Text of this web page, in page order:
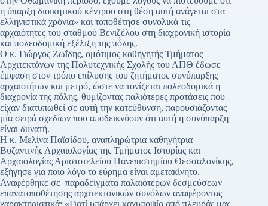
η ύπαρξη διοικητικού κέντρου στη θέση αυτή ανάγεται στα
ελληνιστικά χρόνια» και τοποθέτησε συνολικά τις
αρχαιότητες του σταθμού Βενιζέλου στη διαχρονική ιστορία
και πολεοδομική εξέλιξη της πόλης.
Ο κ. Γιώργος Ζωΐδης, ομότιμος καθηγητής Τμήματος
Αρχιτεκτόνων της Πολυτεχνικής Σχολής του ΑΠΘ έδωσε
έμφαση στον τρόπο επίλυσης του ζητήματος συνύπαρξης
αρχαιοτήτων και μετρό, ώστε να τονίζεται πολεοδομικά η
διαχρονία της πόλης, θυμίζοντας παλιότερες προτάσεις που
είχαν διατυπωθεί σε αυτή την κατεύθυνση, παρουσιάζοντας
μία σειρά σχεδίων που αποδεικνύουν ότι αυτή η συνύπαρξη
είναι δυνατή.
Η κ. Μελίνα Παϊσίδου, αναπληρώτρια καθηγήτρια
Βυζαντινής Αρχαιολογίας της Τμήματος Ιστορίας και
Αρχαιολογίας Αριστοτελείου Πανεπιστημίου Θεσσαλονίκης,
εξήγησε για ποιο λόγο το εύρημα είναι αμετακίνητο.
Αναφέρθηκε σε παραδείγματα παλαιότερων δεσμεύσεων
επανατοποθέτησης αρχιτεκτονικών συνόλων αναφέροντας
χαρακτηριστικά: «Γιατί υπάρχει καχυποψία από πλευράς μας